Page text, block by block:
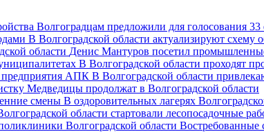
Волгоградцам предложили для голосования 33
В Волгоградской области актуализируют схему
Денис Мантуров посетил
В Волгоградской области проходят
В Волгоградской области
Медведицы продолжат в Волгоградской области
В оздоровительных лагерях
области стартовали лесопосадочные
Востребованные